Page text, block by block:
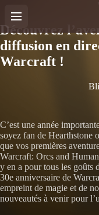
Découvrez
diffusion en
Warcraft !
C’est une année
soyez fan de Hearthstone
que vos premières
Warcraft: Orcs and
y en a pour tous les goûts
30e anniversaire de
empreint de magie et de
nouveautés à venir pour